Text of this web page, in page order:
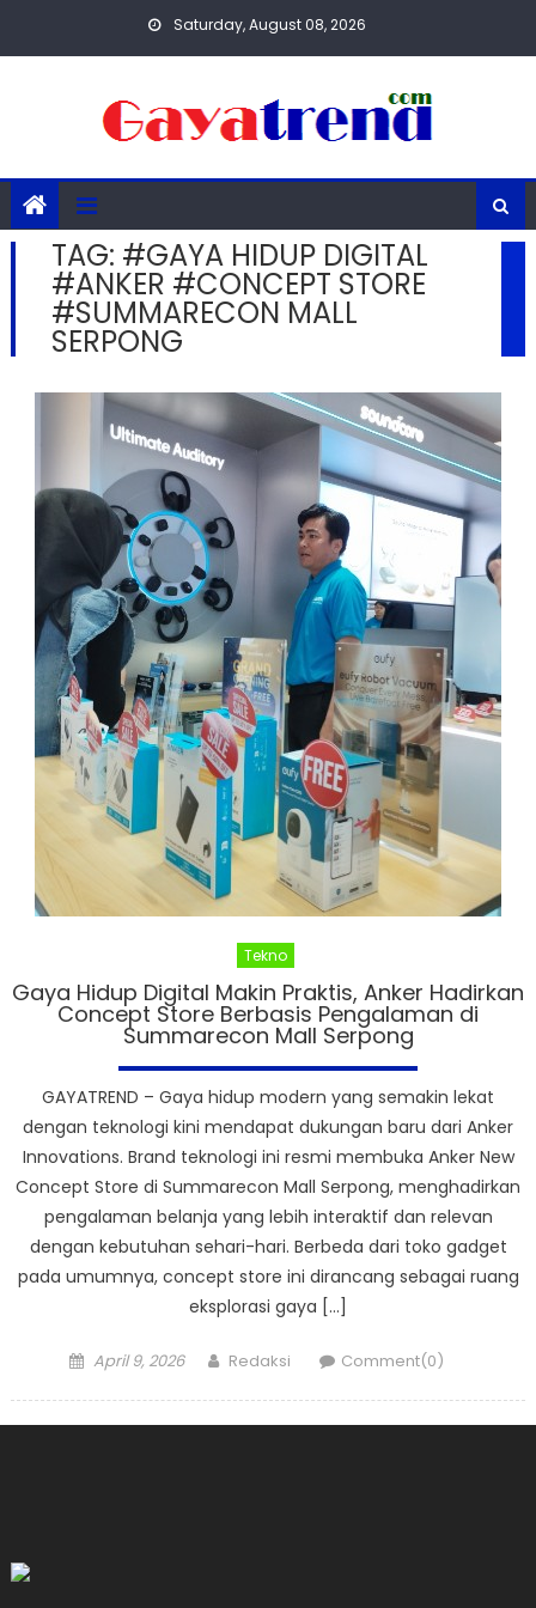
Saturday, August 08, 2026
TAG: #GAYA HIDUP DIGITAL
#ANKER #CONCEPT STORE
#SUMMARECON MALL
SERPONG
Tekno
Gaya Hidup Digital Makin Praktis, Anker Hadirkan
Concept Store Berbasis Pengalaman di
Summarecon Mall Serpong
GAYATREND – Gaya hidup modern yang semakin lekat
dengan teknologi kini mendapat dukungan baru dari Anker
Innovations. Brand teknologi ini resmi membuka Anker New
Concept Store di Summarecon Mall Serpong, menghadirkan
pengalaman belanja yang lebih interaktif dan relevan
dengan kebutuhan sehari-hari. Berbeda dari toko gadget
pada umumnya, concept store ini dirancang sebagai ruang
eksplorasi gaya […]
Posted
April 9, 2026 Author
Redaksi Comment(0)